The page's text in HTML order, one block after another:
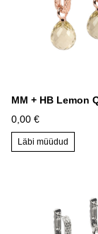
MM + HB Lemon
0,00 €
Läbi müüdud